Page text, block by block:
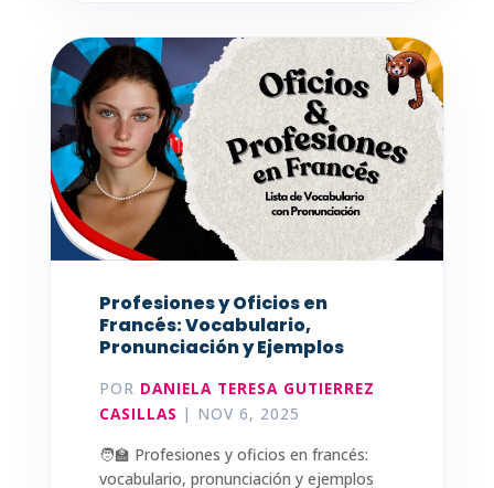
Profesiones y Oficios en
Francés: Vocabulario,
Pronunciación y Ejemplos
POR DANIELA TERESA GUTIERREZ
CASILLAS | NOV 6, 2025
🧑‍🏫 Profesiones y oficios en francés:
vocabulario, pronunciación y ejemplos